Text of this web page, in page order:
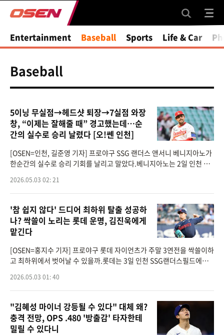
Entertainment Baseball Sports Life & Car
Baseball
5이닝 무실점→헤드샷 퇴장→7실점 와장
창, “이제는 잘해줄 때” 경고했는데…순
간의 실수로 승리 날렸다 [오!쎈 인천]
[OSEN=인천, 길준영 기자] 프로야구 SSG 랜더스 앤서니 베니지아노가
한순간의 실수로 승리 기회를 날리고 말았다.베니지아노는 2일 인천 SS
이언츠와의 경기에
2026.05.03 02: 21
'참 쉽지 않다' 드디어 최하위 탈출 성공하
나? 싹쓸이 노리는 롯데 운명, 김진욱에게
맡긴다
[OSEN=홍지수 기자] 프로야구 롯데 자이언츠가 주말 3연전을 싹쓸이하
고 최하위에서 벗어날 수 있을까.롯데는 3일 인천 SSG랜더스필드에서 S
다. 지난 5경기 상대 전적은 SSG
2026.05.03 01: 40
"김혜성 마이너 강등될 수 있다" 대체 왜?
충격 전망, OPS .480 '방출감' 타자한테
밀릴 수 있다니